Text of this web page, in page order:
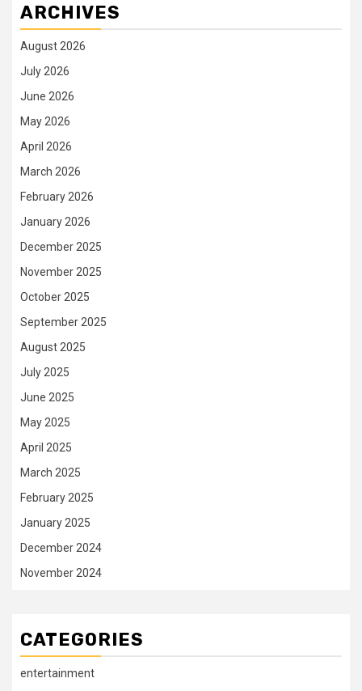
ARCHIVES
August 2026
July 2026
June 2026
May 2026
April 2026
March 2026
February 2026
January 2026
December 2025
November 2025
October 2025
September 2025
August 2025
July 2025
June 2025
May 2025
April 2025
March 2025
February 2025
January 2025
December 2024
November 2024
CATEGORIES
entertainment